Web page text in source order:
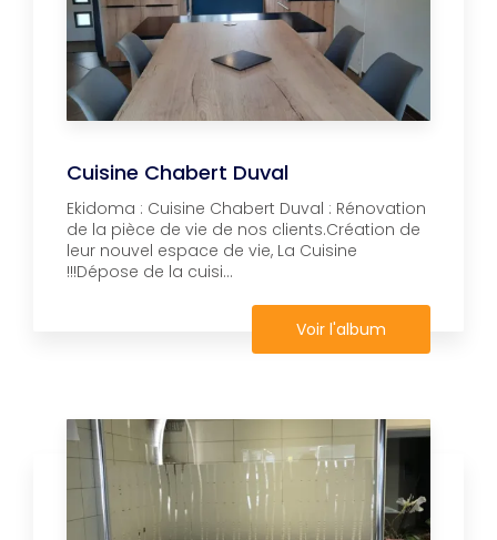
Cuisine Chabert Duval
Ekidoma : Cuisine Chabert Duval : Rénovation
de la pièce de vie de nos clients.Création de
leur nouvel espace de vie, La Cuisine
!!!Dépose de la cuisi...
Voir l'album